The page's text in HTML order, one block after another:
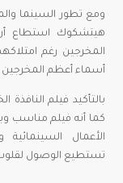
ومع تطور السينما
هيتشكوك استطاع
المخرجين رغم
أسماء أعظم المخرجين
بالتأكيد فيلم
كما أنه فيلم مناسب
الأعمال السينمائية
تستطيع الوصول